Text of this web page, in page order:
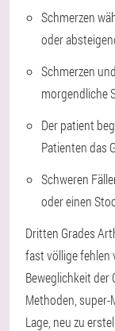
Schmerzen
oder
Schmerzen
morgendliche
Der patient
Patienten das
Schweren
oder einen
Dritten Grades
fast völlige fehlen
Beweglichkeit der
Methoden,
Lage, neu zu